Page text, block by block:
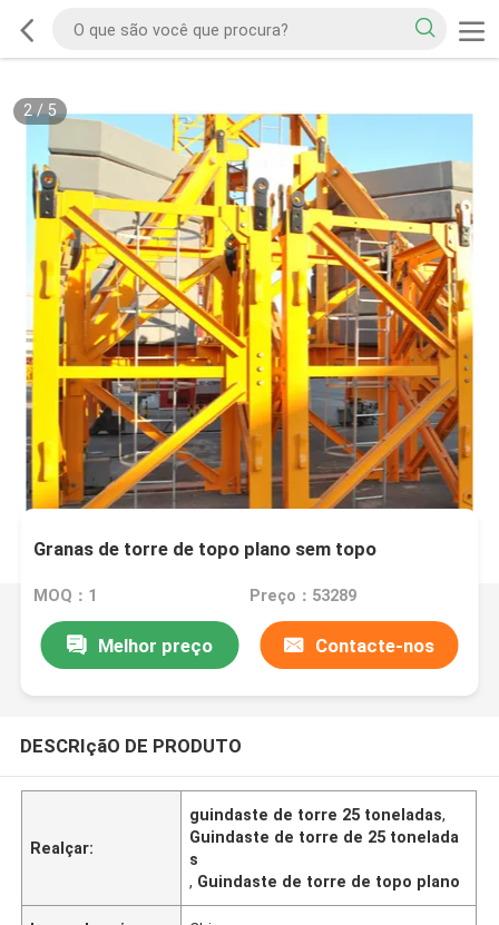
2/5
Granas de torre de topo plano sem topo
MOQ：1 Preço：53289
Melhor preço Contacte-nos
DESCRIçãO DE PRODUTO
Realçar:
guindaste de torre 25 toneladas,
Guindaste de torre de 25 tonelada
s
, Guindaste de torre de topo plano